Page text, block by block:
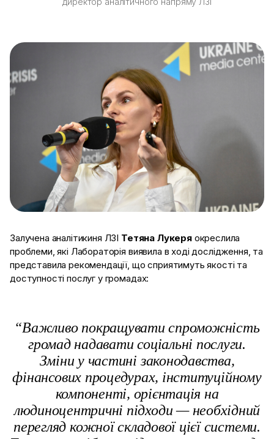
Залучена аналітикиня ЛЗІ Тетяна Лукеряокреслила
проблеми, які Лабораторія виявила в ході дослідження, та
представила рекомендації, що сприятимуть якості та
доступності послуг у громадах:
“Важливо покращувати спроможність
громад надавати соціальні послуги.
Зміни у частині законодавства,
фінансових процедурах, інституційному
компоненті, орієнтація на
людиноцентричні підходи — необхідний
перегляд кожної складової цієї системи.